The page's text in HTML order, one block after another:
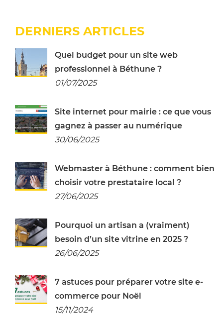
DERNIERS ARTICLES
Quel budget pour un site web
professionnel à Béthune ?
01/07/2025
Site internet pour mairie : ce que vous
gagnez à passer au numérique
30/06/2025
Webmaster à Béthune : comment bien
choisir votre prestataire local ?
27/06/2025
Pourquoi un artisan a (vraiment)
besoin d’un site vitrine en 2025 ?
26/06/2025
7 astuces pour préparer votre site e-
commerce pour Noël
15/11/2024